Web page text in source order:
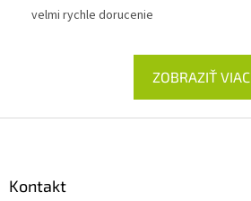
velmi rychle dorucenie
ZOBRAZIŤ VIAC
Kontakt